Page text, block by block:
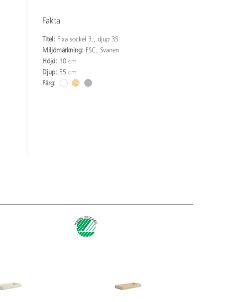
Fakta
Titel: Fixa sockel 3:, djup 35
Miljömärkning: FSC, Svanen
Höjd: 10 cm
Djup: 35 cm
Färg: